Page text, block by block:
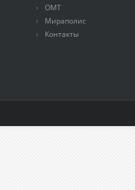
ОМТ
Мираполис
Контакты